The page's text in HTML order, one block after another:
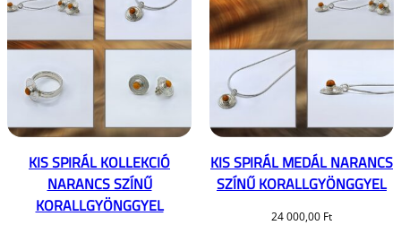
KIS SPIRÁL KOLLEKCIÓ
NARANCS SZÍNŰ
KORALLGYÖNGGYEL
KIS SPIRÁL MEDÁL NARANCS
SZÍNŰ KORALLGYÖNGGYEL
24 000,00 Ft